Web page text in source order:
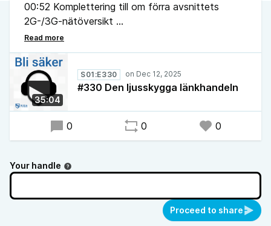
00:52 Komplettering till om förra avsnittets
2G-/3G-nätöversikt
07:05 Uppföljning om wifi-samtal på mobiler utan
stöd för 4G-samtal
08:39 Proton lanserar Excel-alternativet Proton
Sheets
12:57 Svenska bakdörrskravet skjuts på
framtiden
18:05 Den ljusskygga länkhandeln
35:04
S01:E330
#330 Den ljusskygga länkhandeln
0 0 0
Your handle
Proceed to share